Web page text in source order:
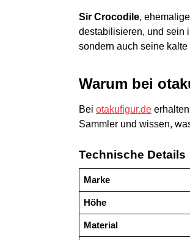
Sir Crocodile,
destabilisieren, und sein
sondern auch seine
Warum bei
Bei otakufigur.de
Sammler und wissen,
Technische Details
Marke
Höhe
Material